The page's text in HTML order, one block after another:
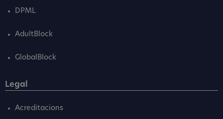
DPML
AdultBlock
GlobalBlock
Legal
Acreditacions